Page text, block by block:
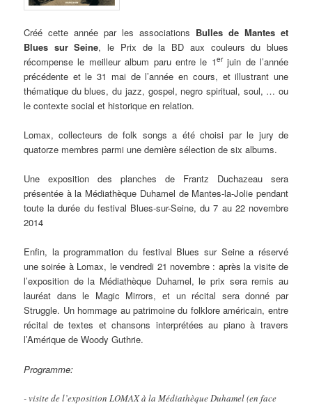
Créé cette année par les associations Bulles de Mantes et
Blues sur Seine, le Prix de la BD aux couleurs du blues
récompense le meilleur album paru entre le 1erjuin de l’année
précédente et le 31 mai de l’année en cours, et illustrant une
thématique du blues, du jazz, gospel, negro spiritual, soul, … ou
le contexte social et historique en relation.
Lomax, collecteurs de folk songs a été choisi par le jury de
quatorze membres parmi une dernière sélection de six albums.
Une exposition des planches de Frantz Duchazeau sera
présentée à la Médiathèque Duhamel de Mantes-la-Jolie pendant
toute la durée du festival Blues-sur-Seine, du 7 au 22 novembre
2014
Enfin, la programmation du festival Blues sur Seine a réservé
une soirée à Lomax, le vendredi 21 novembre : après la visite de
l’exposition de la Médiathèque Duhamel, le prix sera remis au
lauréat dans le Magic Mirrors, et un récital sera donné par
Struggle. Un hommage au patrimoine du folklore américain, entre
récital de textes et chansons interprétées au piano à travers
l’Amérique de Woody Guthrie.
Programme:
- visite de l’exposition LOMAX à la Médiathèque Duhamel (en face